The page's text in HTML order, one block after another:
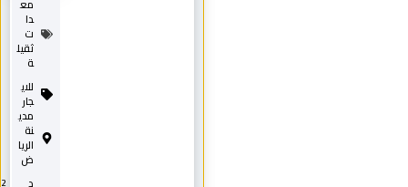
ت
ثقيل
للاي
جار
نة
الريا